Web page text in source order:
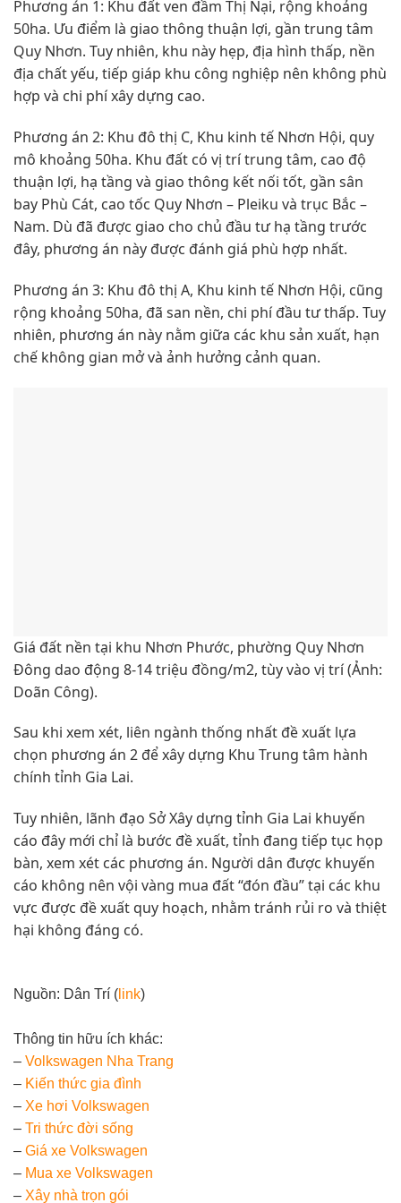
Phương án 1: Khu đất ven đầm Thị Nại, rộng khoảng
50ha. Ưu điểm là giao thông thuận lợi, gần trung tâm
Quy Nhơn. Tuy nhiên, khu này hẹp, địa hình thấp, nền
địa chất yếu, tiếp giáp khu công nghiệp nên không phù
hợp và chi phí xây dựng cao.
Phương án 2: Khu đô thị C, Khu kinh tế Nhơn Hội, quy
mô khoảng 50ha. Khu đất có vị trí trung tâm, cao độ
thuận lợi, hạ tầng và giao thông kết nối tốt, gần sân
bay Phù Cát, cao tốc Quy Nhơn – Pleiku và trục Bắc –
Nam. Dù đã được giao cho chủ đầu tư hạ tầng trước
đây, phương án này được đánh giá phù hợp nhất.
Phương án 3: Khu đô thị A, Khu kinh tế Nhơn Hội, cũng
rộng khoảng 50ha, đã san nền, chi phí đầu tư thấp. Tuy
nhiên, phương án này nằm giữa các khu sản xuất, hạn
chế không gian mở và ảnh hưởng cảnh quan.
Giá đất nền tại khu Nhơn Phước, phường Quy Nhơn
Đông dao động 8-14 triệu đồng/m2, tùy vào vị trí (Ảnh:
Doãn Công).
Sau khi xem xét, liên ngành thống nhất đề xuất lựa
chọn phương án 2 để xây dựng Khu Trung tâm hành
chính tỉnh Gia Lai.
Tuy nhiên, lãnh đạo Sở Xây dựng tỉnh Gia Lai khuyến
cáo đây mới chỉ là bước đề xuất, tỉnh đang tiếp tục họp
bàn, xem xét các phương án. Người dân được khuyến
cáo không nên vội vàng mua đất “đón đầu” tại các khu
vực được đề xuất quy hoạch, nhằm tránh rủi ro và thiệt
hại không đáng có.
Nguồn: Dân Trí ( link)
Thông tin hữu ích khác:
– Volkswagen Nha Trang
– Kiến thức gia đình
– Xe hơi Volkswagen
– Tri thức đời sống
– Giá xe Volkswagen
– Mua xe Volkswagen
– Xây nhà trọn gói